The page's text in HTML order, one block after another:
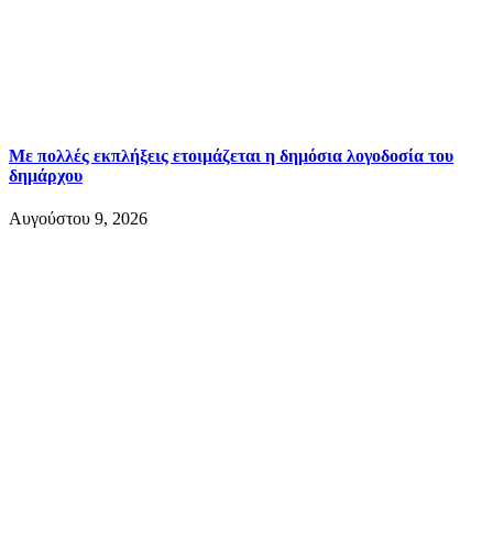
Με πολλές εκπλήξεις ετοιμάζεται η δημόσια λογοδοσία του
δημάρχου
Αυγούστου 9, 2026